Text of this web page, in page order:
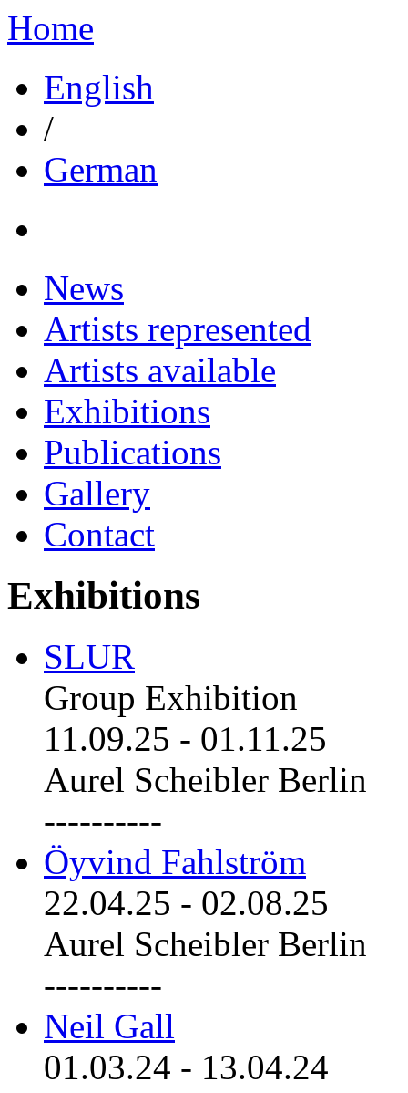
Home
English
/
German
News
Artists represented
Artists available
Exhibitions
Publications
Gallery
Contact
Exhibitions
SLUR
Group Exhibition
11.09.25 - 01.11.25
Aurel Scheibler Berlin
----------
Öyvind Fahlström
22.04.25 - 02.08.25
Aurel Scheibler Berlin
----------
Neil Gall
01.03.24 - 13.04.24